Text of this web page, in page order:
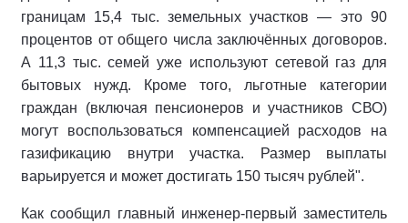
границам 15,4 тыс. земельных участков — это 90
процентов от общего числа заключённых договоров.
А 11,3 тыс. семей уже используют сетевой газ для
бытовых нужд. Кроме того, льготные категории
граждан (включая пенсионеров и участников СВО)
могут воспользоваться компенсацией расходов на
газификацию внутри участка. Размер выплаты
варьируется и может достигать 150 тысяч рублей".
Как сообщил главный инженер-первый заместитель